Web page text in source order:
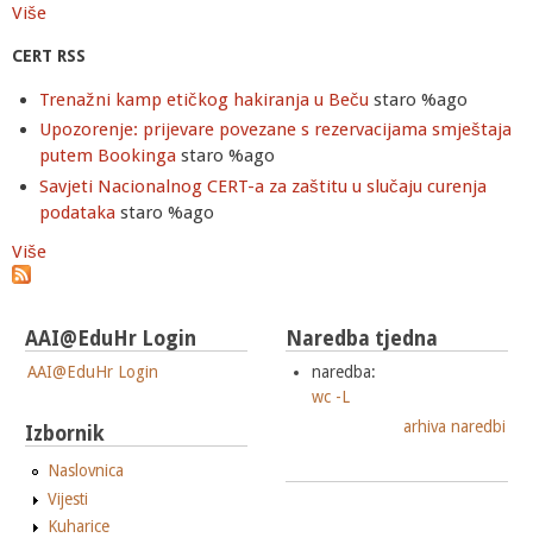
Više
CERT RSS
Trenažni kamp etičkog hakiranja u Beču staro %ago
Upozorenje: prijevare povezane s rezervacijama smještaja
putem Bookinga staro %ago
Savjeti Nacionalnog CERT-a za zaštitu u slučaju curenja
podataka staro %ago
Više
AAI@EduHr Login
AAI@EduHr Login
Izbornik
Naslovnica
Vijesti
Kuharice
Naredba tjedna
naredba:
wc -L
arhiva naredbi